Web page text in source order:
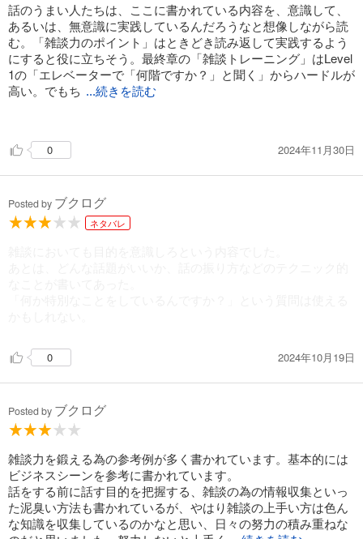
話のうまい人たちは、ここに書かれている内容を、意識して、
あるいは、無意識に実践しているんだろうなと想像しながら読
む。「雑談力のポイント」はときどき読み返して実践するよう
にすると役に立ちそう。最終章の「雑談トレーニング」はLevel
1の「エレベーターで「何階ですか？」と聞く」からハードルが
高い。でもち ...続きを読む
0 2024年11月30日
Posted by ブクログ
ネタバレ
0 2024年10月19日
Posted by ブクログ
雑談力を鍛える為の参考例が多く書かれています。基本的には
ビジネスシーンを参考に書かれています。
話をする前に話す目的を把握する、雑談の為の情報収集といっ
た泥臭い方法も書かれているが、やはり雑談の上手い方は色ん
な知識を収集しているのかなと思い、日々の努力の積み重ねな